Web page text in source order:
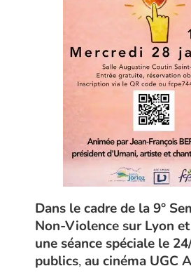
Dans le cadre de la9°
Non-Violence sur Lyon
une séance spéciale le
publics,au cinéma UGC